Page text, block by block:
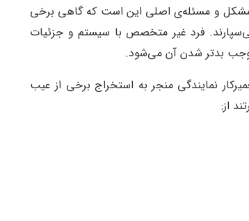
و مسئله‌ی اصلی این است که گاهی برخی
فرد غیر متخصص با سیستم و جزئیات
بدتر شدن آن می‌شود.
نمایندگی منجر به استخراج برخی از عیب
از: